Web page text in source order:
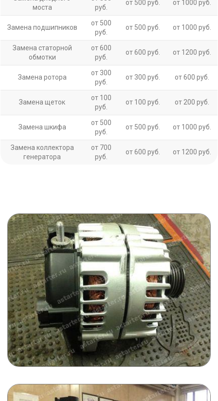
моста
руб.
от 500 руб. от 1000 руб.
Замена подшипников
от 500
руб.
от 500 руб. от 1000 руб.
Замена статорной
обмотки
от 600
руб.
от 600 руб. от 1200 руб.
Замена ротора
от 300
руб.
от 300 руб. от 600 руб.
Замена щеток
от 100
руб.
от 100 руб. от 200 руб.
Замена шкифа
от 500
руб.
от 500 руб. от 1000 руб.
Замена коллектора
генератора
от 700
руб.
от 600 руб. от 1200 руб.